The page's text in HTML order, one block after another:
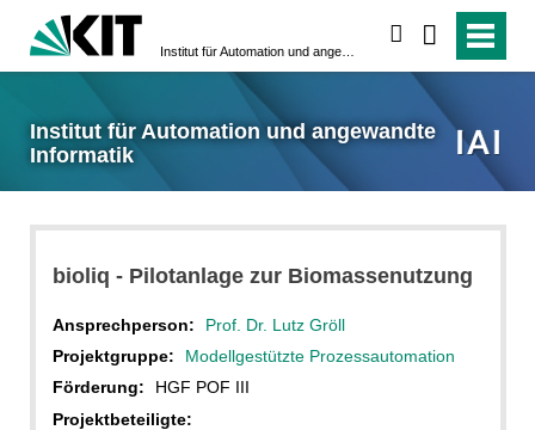
Institut für Automation und angewandte
Informatik
bioliq - Pilotanlage zur Biomassenutzung
Ansprechperson:
Prof. Dr. Lutz Gröll
Projektgruppe:
Modellgestützte Prozessautomation
Förderung:
HGF POF III
Projektbeteiligte: